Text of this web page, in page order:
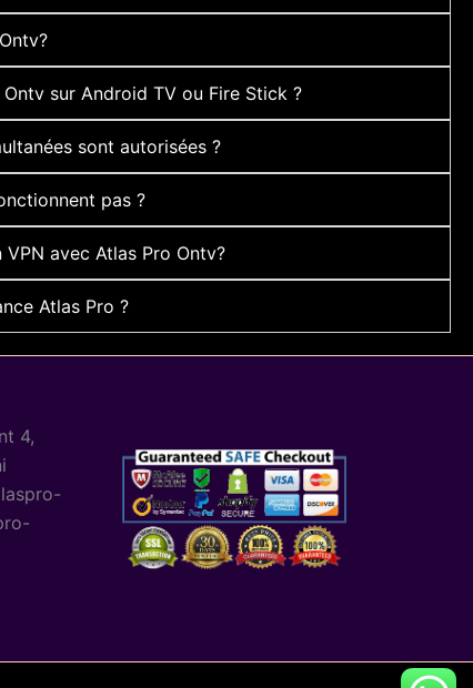
sur Android TV ou Fire Stick ?
sont autorisées ?
pas ?
VPN avec Atlas Pro Ontv?
Atlas Pro ?
4,